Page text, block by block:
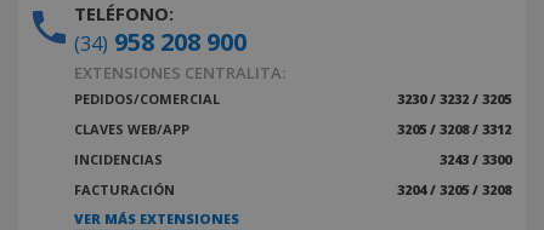
TELÉFONO:
(34) 958 208 900
EXTENSIONES CENTRALITA:
PEDIDOS/COMERCIAL
3230 / 3232 / 3205
CLAVES WEB/APP
3205 / 3208 / 3312
INCIDENCIAS
3243 / 3300
FACTURACIÓN
3204 / 3205 / 3208
VER MÁS EXTENSIONES